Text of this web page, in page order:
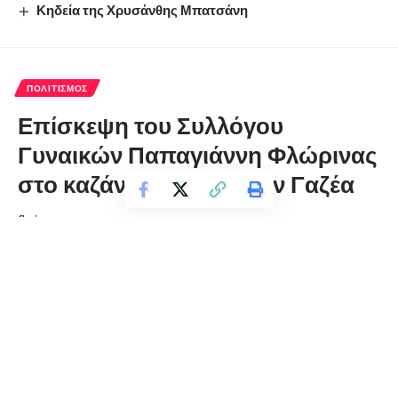
Κηδεία της Χρυσάνθης Μπατσάνη
ΠΟΛΙΤΙΣΜΌΣ
Επίσκεψη του Συλλόγου
Γυναικών Παπαγιάννη Φλώρινας
στο καζάνι των αδελφών Γαζέα
florinapress.gr